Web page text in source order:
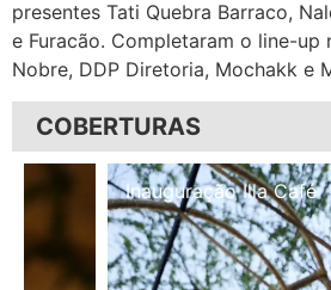
presentes Tati Quebra Barraco,
e Furacão. Completaram o line-up
Nobre, DDP Diretoria, Mochakk e
COBERTURAS
Inauguração Illa Café